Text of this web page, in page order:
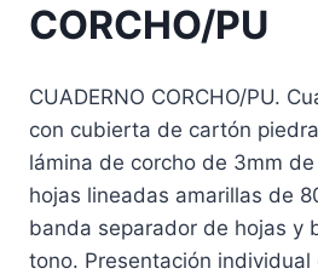
CORCHO/PU
CUADERNO CORCHO/PU.
con cubierta de cartón
lámina de corcho de 3mm
hojas lineadas amarillas de
banda separador de hojas y
tono. Presentación individual